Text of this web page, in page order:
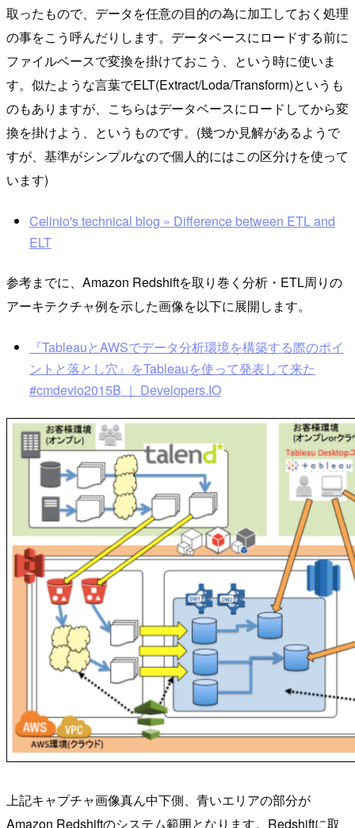
取ったもので、データを任意の目的の為に加工しておく処理
の事をこう呼んだりします。データベースにロードする前に
ファイルベースで変換を掛けておこう、という時に使いま
す。似たような言葉でELT(Extract/Loda/Transform)というも
のもありますが、こちらはデータベースにロードしてから変
換を掛けよう、というものです。(幾つか見解があるようで
すが、基準がシンプルなので個人的にはこの区分けを使って
います)
Celinio's technical blog » Difference between ETL and
ELT
参考までに、Amazon Redshiftを取り巻く分析・ETL周りの
アーキテクチャ例を示した画像を以下に展開します。
『TableauとAWSでデータ分析環境を構築する際のポイ
ントと落とし穴』をTableauを使って発表して来た
#cmdevio2015B ｜ Developers.IO
上記キャプチャ画像真ん中下側、青いエリアの部分が
Amazon Redshiftのシステム範囲となります。Redshiftに取